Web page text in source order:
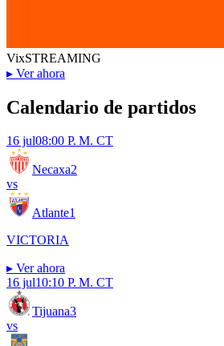
VixSTREAMING
▸ Ver ahora
Calendario de partidos
16 jul08:00 P. M. CT
Necaxa2
vs
Atlante1
VICTORIA
▸ Ver ahora
16 jul10:10 P. M. CT
Tijuana3
vs